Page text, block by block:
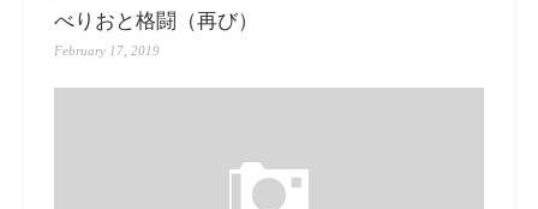
べりおと格闘（再び）
February 17, 2019